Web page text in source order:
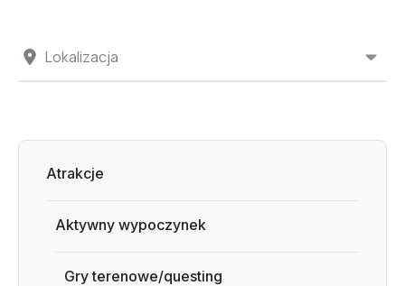
Lokalizacja
Atrakcje
Aktywny wypoczynek
Gry terenowe/questing